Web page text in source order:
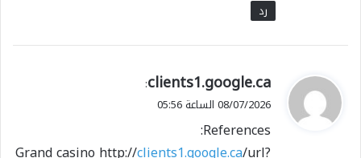
رد
ي
ق
ل
clients1.google.ca
:
08/07/2026 الساعة 05:56
References: